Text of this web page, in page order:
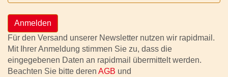
Anmelden
Für den Versand unserer Newsletter nutzen wir rapidmail.
Mit Ihrer Anmeldung stimmen Sie zu, dass die
eingegebenen Daten an rapidmail übermittelt werden.
Beachten Sie bitte deren AGB und